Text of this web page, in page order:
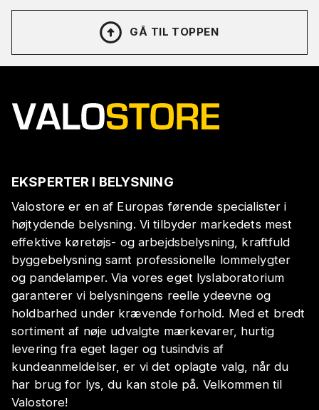
GÅ TIL TOPPEN
EKSPERTER I BELYSNING
Valostore er en af Europas førende specialister i
højtydende belysning. Vi tilbyder markedets mest
effektive køretøjs- og arbejdsbelysning, kraftfuld
byggebelysning samt professionelle lommelygter
og pandelamper. Via vores eget lyslaboratorium
garanterer vi belysningens reelle ydeevne og
holdbarhed under krævende forhold. Med et bredt
sortiment af nøje udvalgte mærkevarer, hurtig
levering fra eget lager og tusindvis af
kundeanmeldelser, er vi det oplagte valg, når du
har brug for lys, du kan stole på. Velkommen til
Valostore!